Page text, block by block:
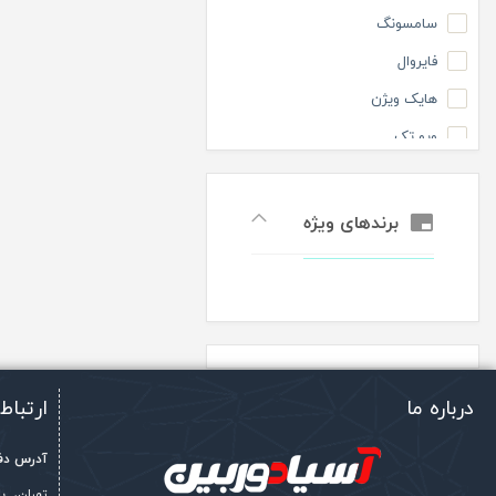
گروه اقتصادی
سامسونگ
فایروال
هایک ویژن
ویو تک
برندهای ویژه
درباره ما
آدرس